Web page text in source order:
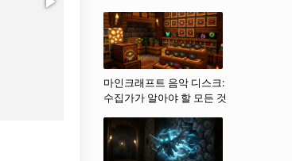
마인크래프트 음악 디스크:
수집가가 알아야 할 모든 것